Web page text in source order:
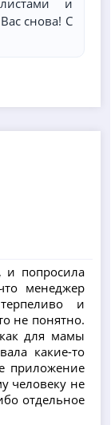
снова! С
и попросила
менеджер
и
не понятно.
для мамы
какие-то
приложение
человеку не
отдельное